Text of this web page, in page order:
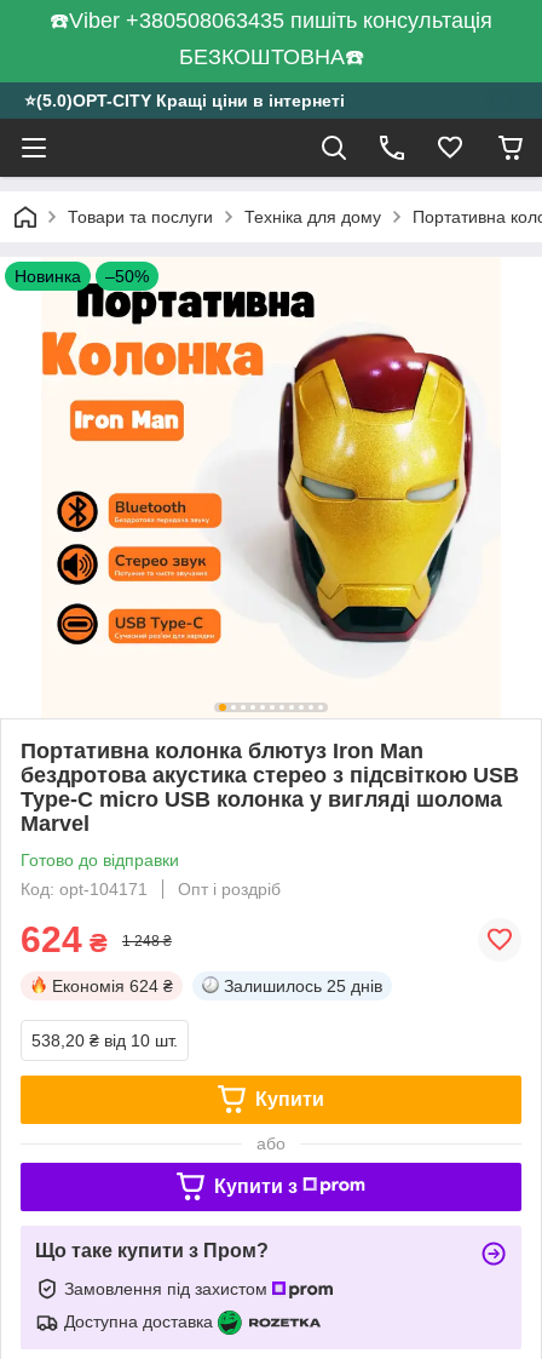
☎️Viber +380508063435 пишіть консультація
БЕЗКОШТОВНА☎️
⭐️(5.0)OPT-CITY Кращі ціни в інтернеті
Товари та послуги Техніка для дому Портативна
Новинка –50%
Портативна колонка блютуз Iron Man
бездротова акустика стерео з підсвіткою USB
Type-C micro USB колонка у вигляді шолома
Marvel
Готово до відправки
Код: opt-104171
Опт і роздріб
624 ₴ 1 248 ₴
Економія 624 ₴ Залишилось 25 днів
538,20 ₴ від 10 шт.
Купити
або
Купити з
Що таке купити з Пром?
Замовлення під захистом
Доступна доставка